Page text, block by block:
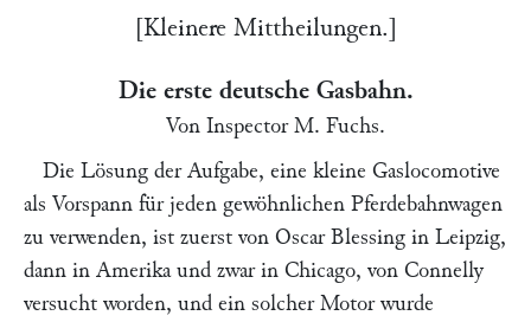
[Kleinere Mittheilungen.]
Die erste deutsche Gasbahn.
Von Inspector M. Fuchs.
Die Lösung der Aufgabe, eine kleine Gaslocomotive
als Vorspann für jeden gewöhnlichen Pferdebahnwagen
zu verwenden, ist zuerst von Oscar Blessing in Leipzig,
dann in Amerika und zwar in Chicago, von Connelly
versucht worden, und ein solcher Motor wurde